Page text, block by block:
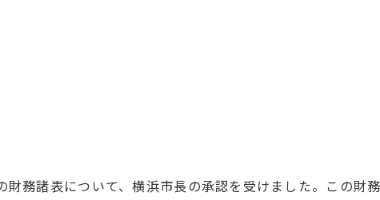
務諸表について、横浜市長の承認を受けました。この財